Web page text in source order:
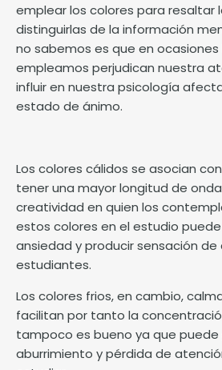
emplear los colores para resaltar
distinguirlas de la información
no sabemos es que en
empleamos perjudican nuestra
influir en nuestra psicología
estado de ánimo.
Los colores cálidos se asocian
tener una mayor longitud de
creatividad en quien los
estos colores en el estudio
ansiedad y producir sensación de
estudiantes.
Los colores frios, en cambio,
facilitan por tanto la
tampoco es bueno ya que puede
aburrimiento y pérdida de